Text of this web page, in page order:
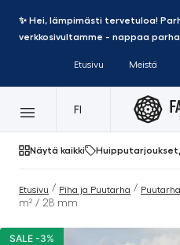
✨ Hei, lämpimästi tervetuloa!
verkkosivultamme - nappaa
Etusivu Meistä
FI
Näytä kaikki Huipputarjoukset
Etusivu / Piha ja Puutarha /
m² / 28 mm
SALE -3%